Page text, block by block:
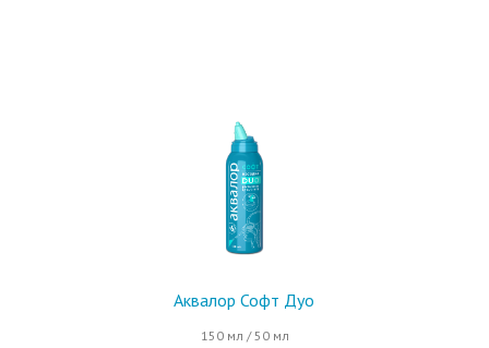
Аквалор Софт Дуо
150 мл / 50 мл